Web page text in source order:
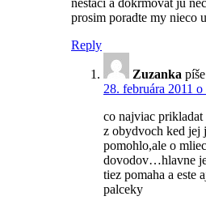
nestaci a dokrmovat ju
prosim poradte my nieco
Reply
Zuzanka
28. februára 2011
co najviac
z obydvoch ked jej
pomohlo,ale o
dovodov…hlavne
tiez pomaha a
palceky